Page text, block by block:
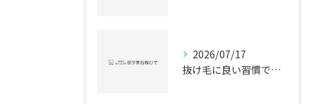
2026/07/17
抜け毛に良い習慣で毎日の抜け毛対策を始める女性のための実践ガイド